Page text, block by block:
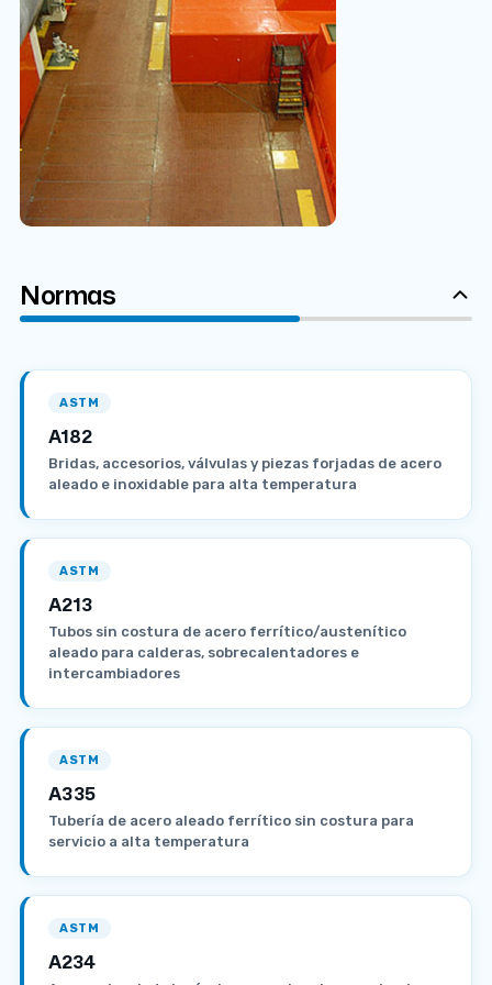
Normas
ASTM
A182
Bridas, accesorios, válvulas y piezas forjadas de acero
aleado e inoxidable para alta temperatura
ASTM
A213
Tubos sin costura de acero ferrítico/austenítico
aleado para calderas, sobrecalentadores e
intercambiadores
ASTM
A335
Tubería de acero aleado ferrítico sin costura para
servicio a alta temperatura
ASTM
A234